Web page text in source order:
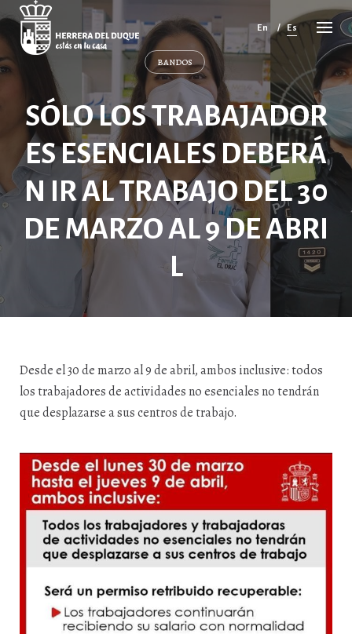
Cancelar
comentario
En Es
BANDOS
SÓLO LOS TRABAJADOR
ES ESENCIALES DEBERÁ
N IR AL TRABAJO DEL 30
DE MARZO AL 9 DE ABRI
L
Desde el 30 de marzo al 9 de abril, ambos inclusive: todos
los trabajadores de actividades no esenciales no tendrán
que desplazarse a sus centros de trabajo.